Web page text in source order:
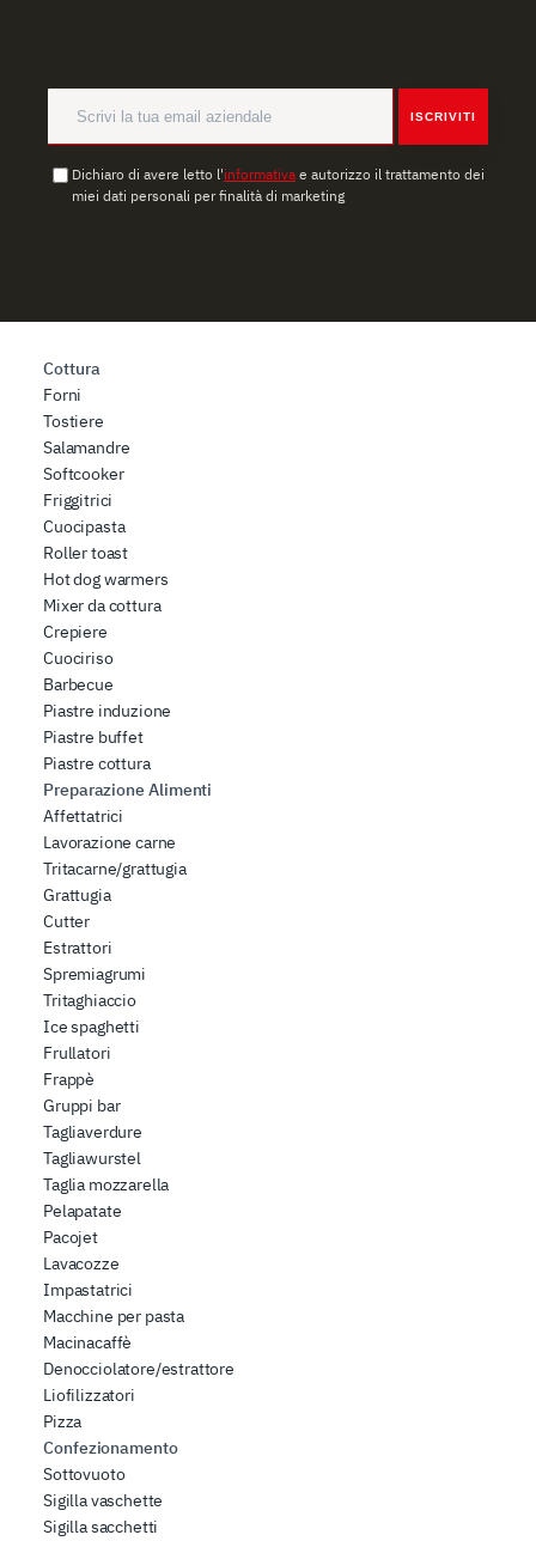
ISCRIVITI
Dichiaro di avere letto l'informativa e autorizzo il trattamento dei
miei dati personali per finalità di marketing
Cottura
Forni
Tostiere
Salamandre
Softcooker
Friggitrici
Cuocipasta
Roller toast
Hot dog warmers
Mixer da cottura
Crepiere
Cuociriso
Barbecue
Piastre induzione
Piastre buffet
Piastre cottura
Preparazione Alimenti
Affettatrici
Lavorazione carne
Tritacarne/grattugia
Grattugia
Cutter
Estrattori
Spremiagrumi
Tritaghiaccio
Ice spaghetti
Frullatori
Frappè
Gruppi bar
Tagliaverdure
Tagliawurstel
Taglia mozzarella
Pelapatate
Pacojet
Lavacozze
Impastatrici
Macchine per pasta
Macinacaffè
Denocciolatore/estrattore
Liofilizzatori
Pizza
Confezionamento
Sottovuoto
Sigilla vaschette
Sigilla sacchetti